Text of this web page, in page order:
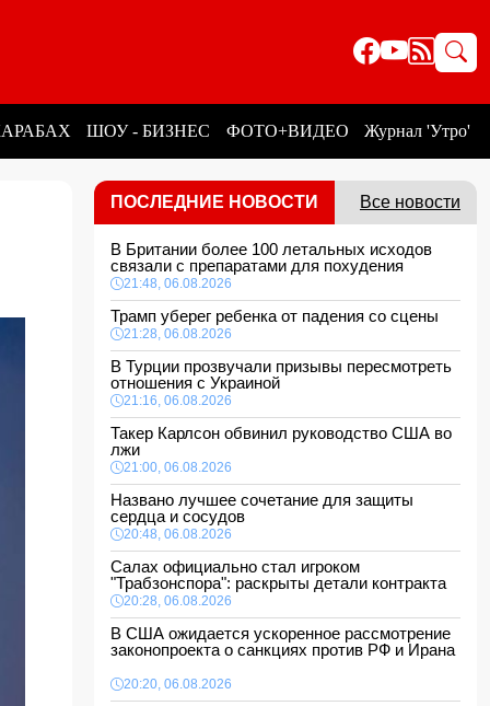
ШОУ - БИЗНЕС ФОТО+ВИДЕО Журнал 'Утро'
ПОСЛЕДНИЕ НОВОСТИ Все новости
В Британии более 100 летальных исходов
связали с препаратами для похудения
21:48, 06.08.2026
Трамп уберег ребенка от падения со сцены
21:28, 06.08.2026
В Турции прозвучали призывы пересмотреть
отношения с Украиной
21:16, 06.08.2026
Такер Карлсон обвинил руководство США во
лжи
21:00, 06.08.2026
Названо лучшее сочетание для защиты
сердца и сосудов
20:48, 06.08.2026
Салах официально стал игроком
"Трабзонспора": раскрыты детали контракта
20:28, 06.08.2026
В США ожидается ускоренное рассмотрение
законопроекта о санкциях против РФ и Ирана
20:20, 06.08.2026